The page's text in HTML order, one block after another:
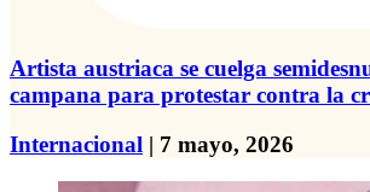
Artista austriaca se cuelga
campana para protestar contra la
Internacional | 7 mayo, 2026